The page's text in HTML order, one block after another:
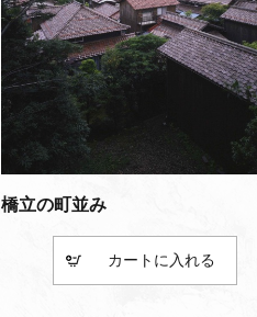
橋立の町並み
カート